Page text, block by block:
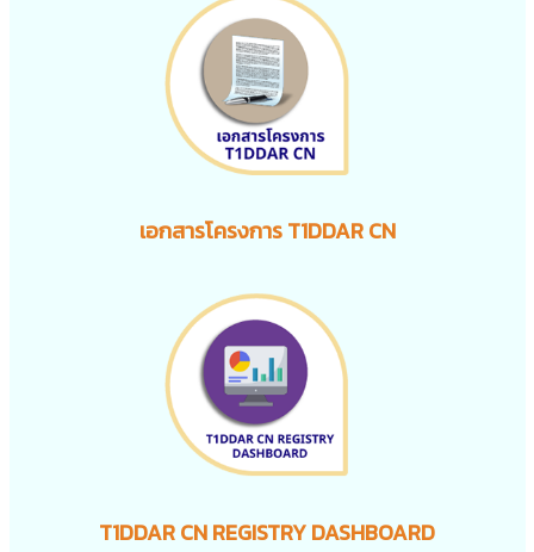
เอกสารโครงการ T1DDAR CN
T1DDAR CN REGISTRY DASHBOARD